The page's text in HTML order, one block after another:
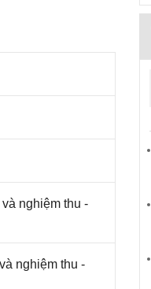
nghiệm thu -
nghiệm thu -